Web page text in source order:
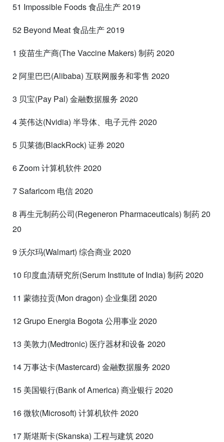
51 Impossible Foods 食品生产 2019
52 Beyond Meat 食品生产 2019
1 疫苗生产商(The Vaccine Makers) 制药 2020
2 阿里巴巴(Alibaba) 互联网服务和零售 2020
3 贝宝(Pay Pal) 金融数据服务 2020
4 英伟达(Nvidia) 半导体、电子元件 2020
5 贝莱德(BlackRock) 证券 2020
6 Zoom 计算机软件 2020
7 Safaricom 电信 2020
8 再生元制药公司(Regeneron Pharmaceuticals) 制药 20
20
9 沃尔玛(Walmart) 综合商业 2020
10 印度血清研究所(Serum Institute of India) 制药 2020
11 蒙德拉贡(Mon dragon) 企业集团 2020
12 Grupo Energia Bogota 公用事业 2020
13 美敦力(Medtronic) 医疗器材和设备 2020
14 万事达卡(Mastercard) 金融数据服务 2020
15 美国银行(Bank of America) 商业银行 2020
16 微软(Microsoft) 计算机软件 2020
17 斯堪斯卡(Skanska) 工程与建筑 2020